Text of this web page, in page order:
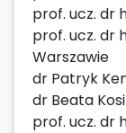
prof. ucz. dr
prof. ucz. dr
Warszawie
dr Patryk
dr Beata
prof. ucz. dr